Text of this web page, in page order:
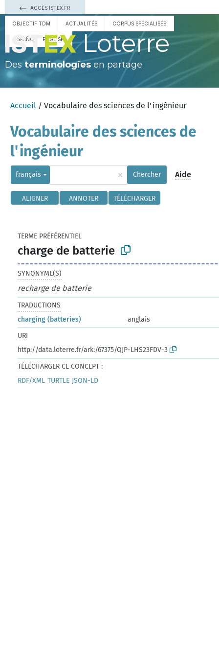
ACCÈS ISTEX.FR
OBJECTIF TDM ACTUALITÉS CORPUS SPÉCIALISÉS
ESPAÑOL ENGLISH Loterre
Des terminologies en partage
Accueil / Vocabulaire des sciences de l'ingénieur
Vocabulaire des sciences de
l'ingénieur
français × Chercher Aide
ALIGNER ANNOTER TÉLÉCHARGER
TERME PRÉFÉRENTIEL
charge de batterie
SYNONYME(S)
recharge de batterie
TRADUCTIONS
charging (batteries)
anglais
URI
http://data.loterre.fr/ark:/67375/QJP-LHS23FDV-3
TÉLÉCHARGER CE CONCEPT :
RDF/XML TURTLE JSON-LD